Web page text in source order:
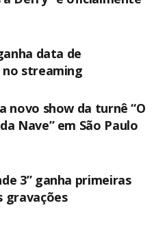
data de
streaming
novo show da turnê “O
Nave” em São Paulo
3” ganha primeiras
gravações